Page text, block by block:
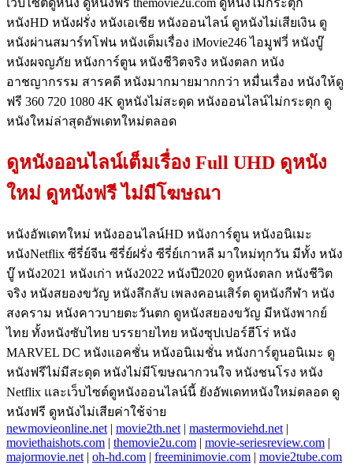
เว็บไซต์ดูหนัง ดูหนังฟรี themovie2u.com ดูหนังไม่กระตุก
หนังHD หนังฝรั่ง หนังเอเชีย หนังออนไลน์ ดูหนังไม่เสียเงิน ดู
หนังผ่านสมาร์ทโฟน หนังเต็มเรื่อง iMovie246 ไอมูฟวี่ หนังบู๊
หนังผจญภัย หนังการ์ตูน หนังชีวิตจริง หนังตลก หนัง
อาชญากรรม สารคดี หนังมากมายมากกว่า หมื่นเรื่อง หนังให้ดู
ฟรี 360 720 1080 4K ดูหนังไม่สะดุด หนังออนไลน์ไม่กระตุก ดู
หนังใหม่ล่าสุดอัพเดทใหม่ตลอด
ดูหนังออนไลน์เต็มเรื่อง Full UHD ดูหนัง
ใหม่ ดูหนังฟรี ไม่มีโฆษณา
หนังอัพเดทใหม่ หนังออนไลน์HD หนังการ์ตูน หนังอนิเมะ
หนังNetflix ซีรี่ย์จีน ซีรี่ย์ฝรั่ง ซีรี่ย์เกาหลี มาใหม่ทุกวัน มีทั้ง หนัง
บู๊ หนัง2021 หนังเก่า หนัง2022 หนังปี2020 ดูหนังตลก หนังชีวิต
จริง หนังสยองขวัญ หนังลึกลับ เพลงคอนเสิร์ต ดูหนังกีฬา หนัง
สงคราม หนังคาวบายตะวันตก ดูหนังสยองขวัญ มีหนังพากย์
ไทย ทั้งหนังซับไทย บรรยายไทย หนังซุปเปอร์ฮีโร่ หนัง
MARVEL DC หนังแอคชั่น หนังอนิเมชั่น หนังการ์ตูนอนิเมะ ดู
หนังฟรีไม่มีสะดุด หนังไม่มีโฆษณากวนใจ หนังชนโรง หนัง
Netflix และเว็บไซต์ดูหนังออนไลน์นี้ ยังอัพเดทหนังใหม่ตลอด ดู
หนังฟรี ดูหนังไม่เสียค่าใช้จ่าย
newmovieonline.net | movie2th.net | mastermoviehd.net |
moviethaishots.com | themovie2u.com | movie-seriesreview.com |
majormovie.net | oh-hd.com | freeminimovie.com | movie2tube.com